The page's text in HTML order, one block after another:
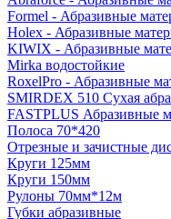
Formel - Абразивные
Holex - Абразивные
KIWIX - Абразивные
Mirka водостойкие
RoxelPro - Абразивные
SMIRDEX 510 Сухая
FASTPLUS Абразивные
Полоса 70*420
Отрезные и зачистные
Круги 125мм
Круги 150мм
Рулоны 70мм*12м
Губки абразивные